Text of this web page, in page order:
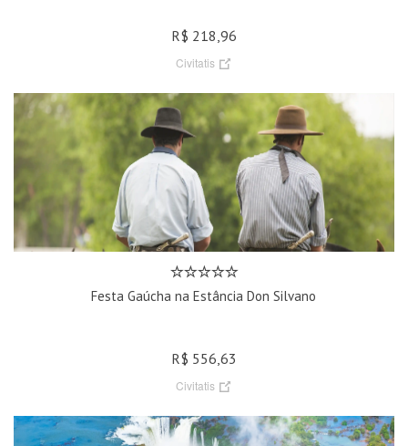
R$ 218,96
Civitatis
Festa Gaúcha na Estância Don Silvano
R$ 556,63
Civitatis